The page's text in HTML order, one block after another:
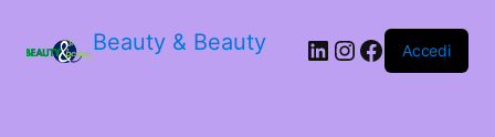
Beauty & Beauty LinkedIn
Instagram
Facebook
Accedi